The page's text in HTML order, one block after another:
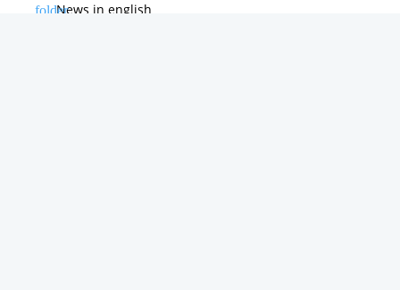
News in english